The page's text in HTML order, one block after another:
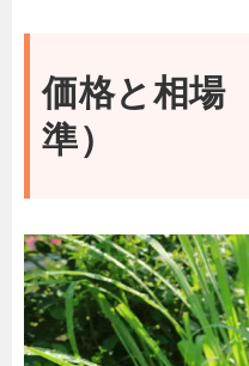
価格と相場
準）